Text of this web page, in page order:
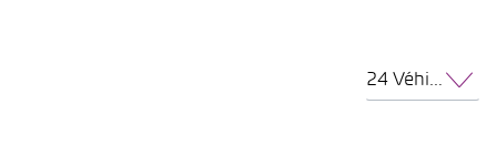
24 Véhicules par page